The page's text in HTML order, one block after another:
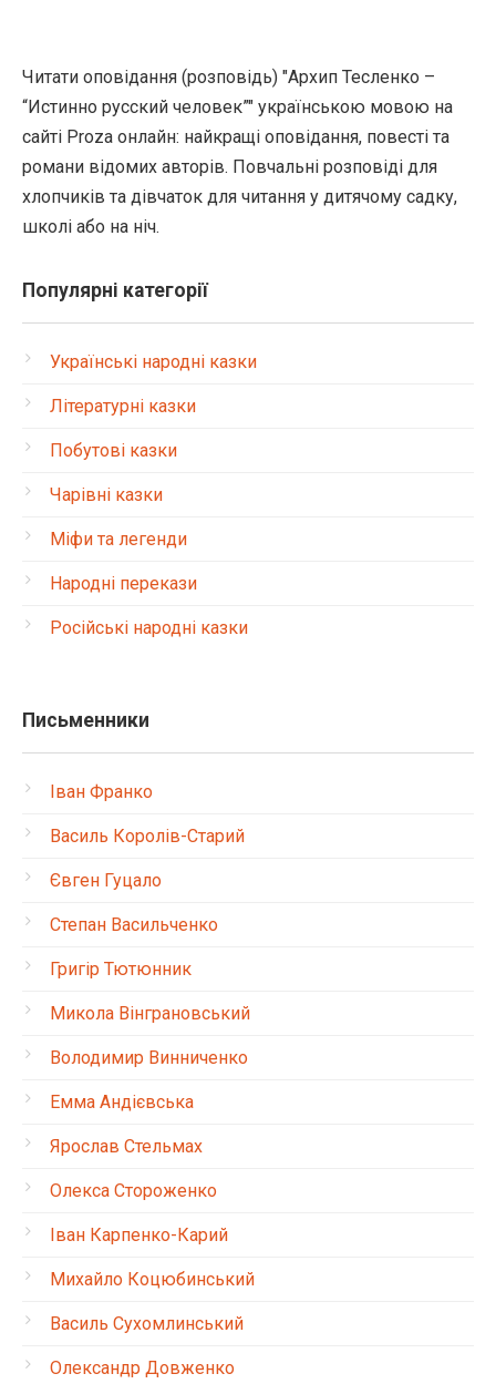
Читати оповідання (розповідь) "Архип Тесленко –
“Истинно русский человек”" українською мовою на
сайті Proza онлайн: найкращі оповідання, повесті та
романи відомих авторів. Повчальні розповіді для
хлопчиків та дівчаток для читання у дитячому садку,
школі або на ніч.
Популярні категорії
Українські народні казки
Літературні казки
Побутові казки
Чарівні казки
Міфи та легенди
Народні перекази
Російські народні казки
Письменники
Іван Франко
Василь Королів-Старий
Євген Гуцало
Степан Васильченко
Григір Тютюнник
Микола Вінграновський
Володимир Винниченко
Емма Андієвська
Ярослав Стельмах
Олекса Стороженко
Іван Карпенко-Карий
Михайло Коцюбинський
Василь Сухомлинський
Олександр Довженко